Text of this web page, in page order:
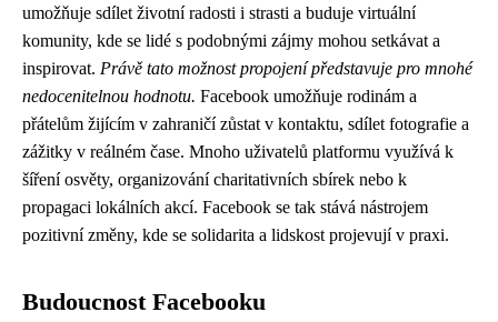
umožňuje sdílet životní radosti i strasti a buduje virtuální
komunity, kde se lidé s podobnými zájmy mohou setkávat a
inspirovat. Právě tato možnost propojení představuje pro mnohé
nedocenitelnou hodnotu. Facebook umožňuje rodinám a
přátelům žijícím v zahraničí zůstat v kontaktu, sdílet fotografie a
zážitky v reálném čase. Mnoho uživatelů platformu využívá k
šíření osvěty, organizování charitativních sbírek nebo k
propagaci lokálních akcí. Facebook se tak stává nástrojem
pozitivní změny, kde se solidarita a lidskost projevují v praxi.
Budoucnost Facebooku